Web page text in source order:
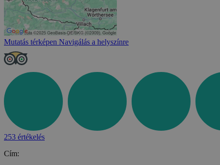
Mutatás térképen Navigálás a helyszínre
253 értékelés
Cím: